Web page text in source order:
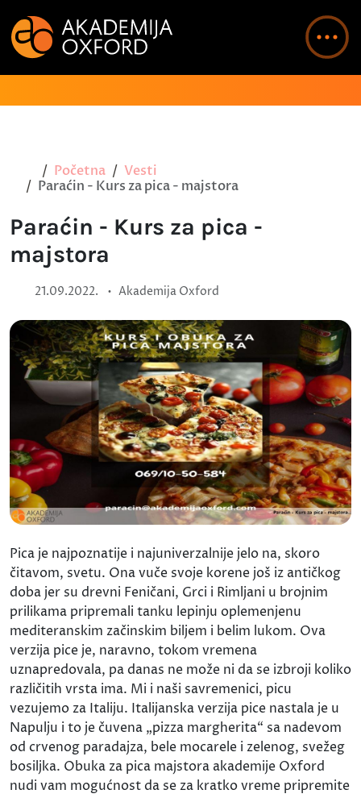
Početna
Vesti
Paraćin - Kurs za pica - majstora
Paraćin - Kurs za pica -
majstora
21.09.2022. • Akademija Oxford
Pica je najpoznatije i najuniverzalnije jelo na, skoro
čitavom, svetu. Ona vuče svoje korene još iz antičkog
doba jer su drevni Feničani, Grci i Rimljani u brojnim
prilikama pripremali tanku lepinju oplemenjenu
mediteranskim začinskim biljem i belim lukom. Ova
verzija pice je, naravno, tokom vremena
uznapredovala, pa danas ne može ni da se izbroji koliko
različitih vrsta ima. Mi i naši savremenici, picu
vezujemo za Italiju. Italijanska verzija pice nastala je u
Napulju i to je čuvena „pizza margherita“ sa nadevom
od crvenog paradajza, bele mocarele i zelenog, svežeg
bosiljka. Obuka za pica majstora akademije Oxford
nudi vam mogućnost da se za kratko vreme pripremite